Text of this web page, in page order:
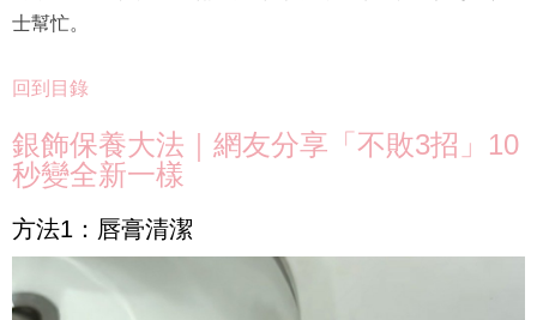
士幫忙。
回到目錄
銀飾保養大法｜網友分享「不敗3招」10
秒變全新一樣
方法1：唇膏清潔